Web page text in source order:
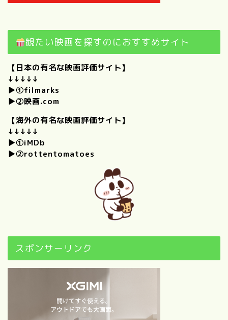
観たい映画を探すのにおすすめサイト
【日本の有名な映画評価サイト】
↓↓↓↓↓
▶①filmarks
▶②映画.com
【海外の有名な映画評価サイト】
↓↓↓↓↓
▶①iMDb
▶②rottentomatoes
スポンサーリンク
ぎり集めてみました！
【自己紹介】100の質問に答
えてみた！（前編）
歴代映画興行収入ランキング
ベスト100｜【随時更新】映
1960以前～2010年代別｜映
名作映画BEST50×6
【随時更新！】おすすめ映画
カレンダー｜季節・行事・キ
青春映画おすすめ｜1980年